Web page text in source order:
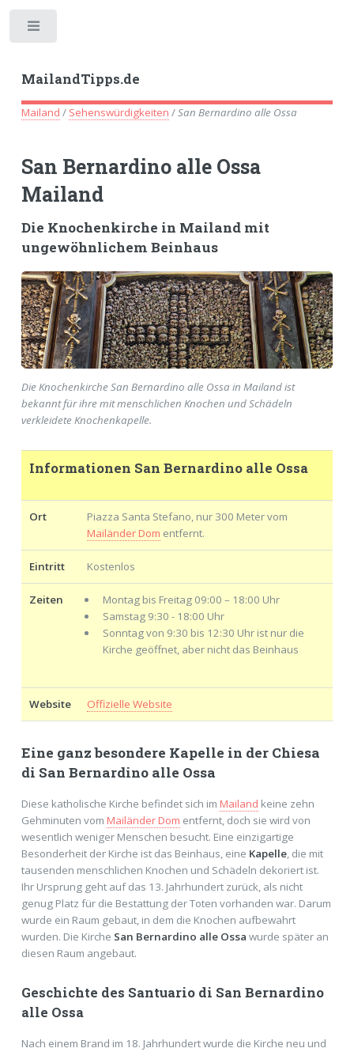
MailandTipps.de
Mailand / Sehenswürdigkeiten /San Bernardino alle Ossa
San Bernardino alle Ossa
Mailand
Die Knochenkirche in Mailand mit
ungewöhnlichem Beinhaus
Die Knochenkirche San Bernardino alle Ossa in Mailand ist
bekannt für ihre mit menschlichen Knochen und Schädeln
verkleidete Knochenkapelle.
Informationen San Bernardino alle Ossa
Ort
Piazza Santa Stefano, nur 300 Meter vom
Mailänder Dom entfernt.
Eintritt Kostenlos
Zeiten
Montag bis Freitag 09:00 – 18:00 Uhr
Samstag 9:30 - 18:00 Uhr
Sonntag von 9:30 bis 12:30 Uhr ist nur die
Kirche geöffnet, aber nicht das Beinhaus
Website Offizielle Website
Eine ganz besondere Kapelle in der Chiesa
di San Bernardino alle Ossa
Diese katholische Kirche befindet sich im Mailand keine zehn
Gehminuten vom Mailänder Dom entfernt, doch sie wird von
wesentlich weniger Menschen besucht. Eine einzigartige
Besonderheit der Kirche ist das Beinhaus, eine Kapelle, die mit
tausenden menschlichen Knochen und Schädeln dekoriert ist.
Ihr Ursprung geht auf das 13. Jahrhundert zurück, als nicht
genug Platz für die Bestattung der Toten vorhanden war. Darum
wurde ein Raum gebaut, in dem die Knochen aufbewahrt
wurden. Die Kirche San Bernardino alle Ossa wurde später an
diesen Raum angebaut.
Geschichte des Santuario di San Bernardino
alle Ossa
Nach einem Brand im 18. Jahrhundert wurde die Kirche neu und